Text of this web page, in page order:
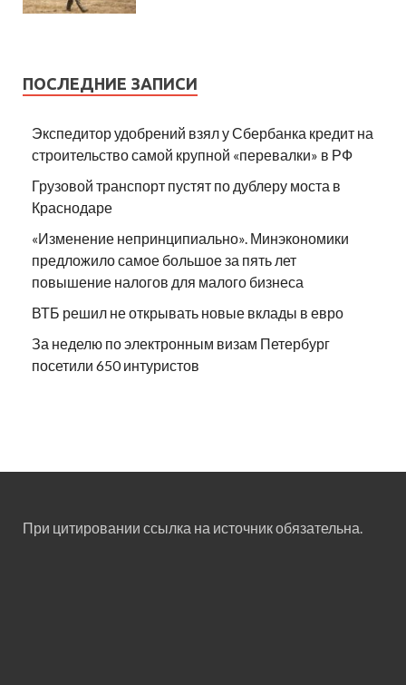
ПОСЛЕДНИЕ ЗАПИСИ
Экспедитор удобрений взял у Сбербанка кредит на
строительство самой крупной «перевалки» в РФ
Грузовой транспорт пустят по дублеру моста в
Краснодаре
«Изменение непринципиально». Минэкономики
предложило самое большое за пять лет
повышение налогов для малого бизнеса
ВТБ решил не открывать новые вклады в евро
За неделю по электронным визам Петербург
посетили 650 интуристов
При цитировании ссылка на источник обязательна.